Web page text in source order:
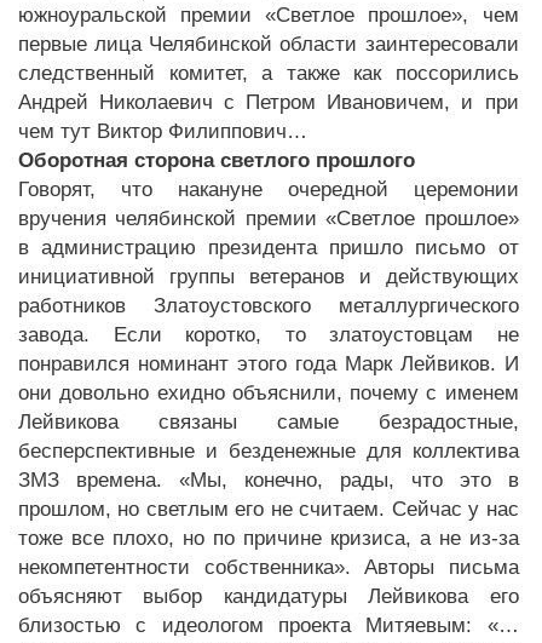
южноуральской премии «Светлое прошлое», чем
первые лица Челябинской области заинтересовали
следственный комитет, а также как поссорились
Андрей Николаевич с Петром Ивановичем, и при
чем тут Виктор Филиппович…
Оборотная сторона светлого прошлого
Говорят, что накануне очередной церемонии
вручения челябинской премии «Светлое прошлое»
в администрацию президента пришло письмо от
инициативной группы ветеранов и действующих
работников Златоустовского металлургического
завода. Если коротко, то златоустовцам не
понравился номинант этого года Марк Лейвиков. И
они довольно ехидно объяснили, почему с именем
Лейвикова связаны самые безрадостные,
бесперспективные и безденежные для коллектива
ЗМЗ времена. «Мы, конечно, рады, что это в
прошлом, но светлым его не считаем. Сейчас у нас
тоже все плохо, но по причине кризиса, а не из-за
некомпетентности собственника». Авторы письма
объясняют выбор кандидатуры Лейвикова его
близостью с идеологом проекта Митяевым: «…